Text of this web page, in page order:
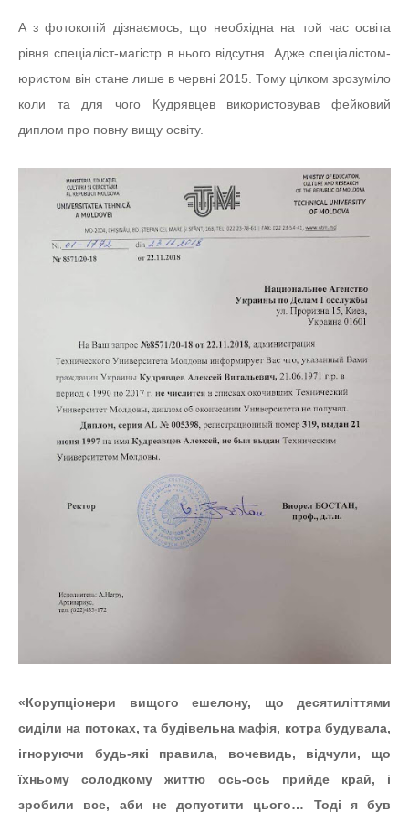
А з фотокопій дізнаємось, що необхідна на той час освіта
рівня спеціаліст-магістр в нього відсутня. Адже спеціалістом-
юристом він стане лише в червні 2015. Тому цілком зрозуміло
коли та для чого Кудрявцев використовував фейковий
диплом про повну вищу освіту.
«Корупціонери вищого ешелону, що десятиліттями
сиділи на потоках, та будівельна мафія, котра будувала,
ігноруючи будь-які правила, вочевидь, відчули, що
їхньому солодкому життю ось-ось прийде край, і
зробили все, аби не допустити цього… Тоді я був